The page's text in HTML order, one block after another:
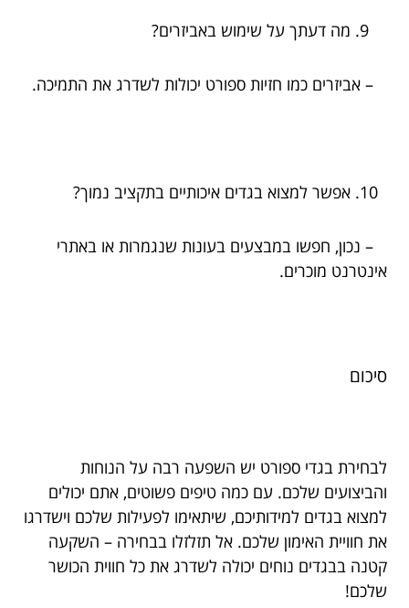
מה דעתך על שימוש באביזרים?
– אביזרים כמו חזיות ספורט יכולות לשדרג את התמיכה.
אפשר למצוא בגדים איכותיים בתקציב נמוך?
– נכון, חפשו במבצעים בעונות שנגמרות או באתרי
אינטרנט מוכרים.
סיכום
לבחירת בגדי ספורט יש השפעה רבה על הנוחות
והביצועים שלכם. עם כמה טיפים פשוטים, אתם יכולים
למצוא בגדים למידותיכם, שיתאימו לפעילות שלכם וישדרגו
את חוויית האימון שלכם. אל תזלזלו בבחירה – השקעה
קטנה בבגדים נוחים יכולה לשדרג את כל חווית הכושר
שלכם!